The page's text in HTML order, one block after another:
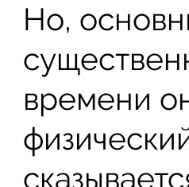
Но,
времени